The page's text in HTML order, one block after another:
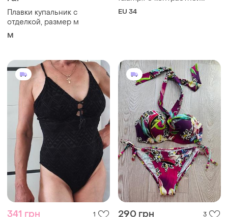
341 грн
359 грн
распродажа до 08 авг.
Accessorize
290 грн 3
1990 грн -86%
DEBENHAMS
Шикарний роздільний
купальник з чашечками